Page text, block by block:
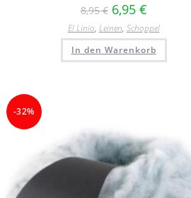
8,95€ 6,95 €
El Linio, Leinen, Schoppel
In den Warenkorb
-32%